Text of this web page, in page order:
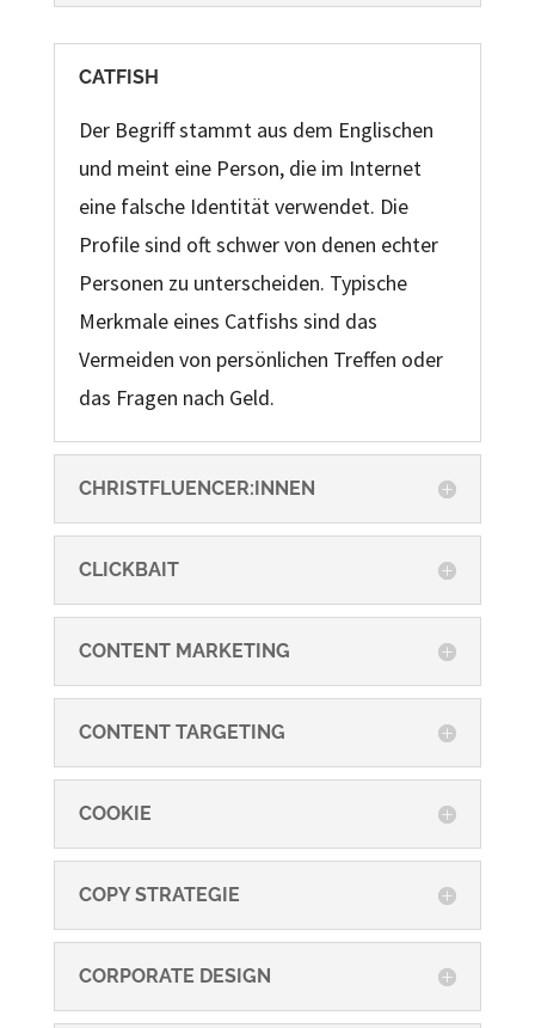
CATFISH
Der Begriff stammt aus dem Englischen
und meint eine Person, die im Internet
eine falsche Identität verwendet. Die
Profile sind oft schwer von denen echter
Personen zu unterscheiden. Typische
Merkmale eines Catfishs sind das
Vermeiden von persönlichen Treffen oder
das Fragen nach Geld.
CHRISTFLUENCER:INNEN
CLICKBAIT
CONTENT MARKETING
CONTENT TARGETING
COOKIE
COPY STRATEGIE
CORPORATE DESIGN